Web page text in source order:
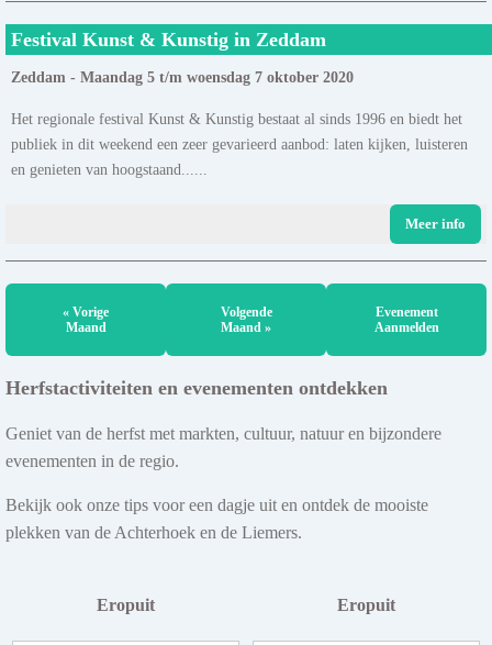
Festival Kunst & Kunstig in Zeddam
Zeddam - Maandag 5 t/m woensdag 7 oktober 2020
Het regionale festival Kunst & Kunstig bestaat al sinds 1996 en biedt het
publiek in dit weekend een zeer gevarieerd aanbod: laten kijken, luisteren
en genieten van hoogstaand......
Meer info
« Vorige
Maand
Volgende
Maand »
Evenement
Aanmelden
Herfstactiviteiten en evenementen ontdekken
Geniet van de herfst met markten, cultuur, natuur en bijzondere
evenementen in de regio.
Bekijk ook onze tips voor een dagje uit en ontdek de mooiste
plekken van de Achterhoek en de Liemers.
Eropuit Eropuit